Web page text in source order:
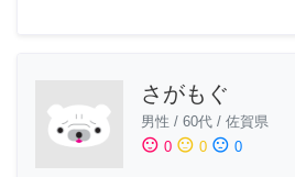
さがもぐ
男性 / 60代 / 佐賀県
sentiment_satisfied 0 sentiment_neutral 0 sentiment_dissatisfied 0